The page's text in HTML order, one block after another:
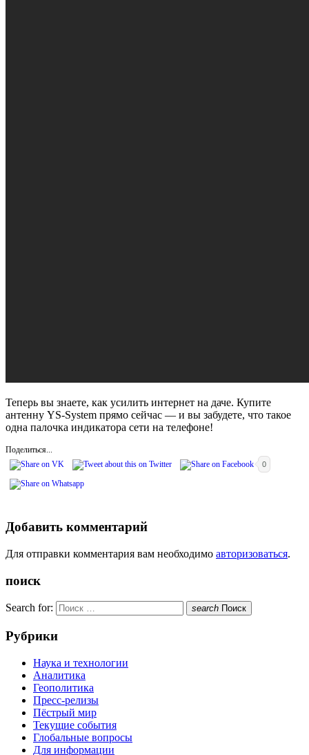
Теперь вы знаете, как усилить интернет на даче. Купите
антенну YS-System прямо сейчас — и вы забудете, что такое
одна палочка индикатора сети на телефоне!
Поделиться...
0
Добавить комментарий
Для отправки комментария вам необходимо авторизоваться.
поиск
Search for: search Поиск
Рубрики
Наука и технологии
Аналитика
Геополитика
Пресс-релизы
Пёстрый мир
Текущие события
Глобальные вопросы
Для информации